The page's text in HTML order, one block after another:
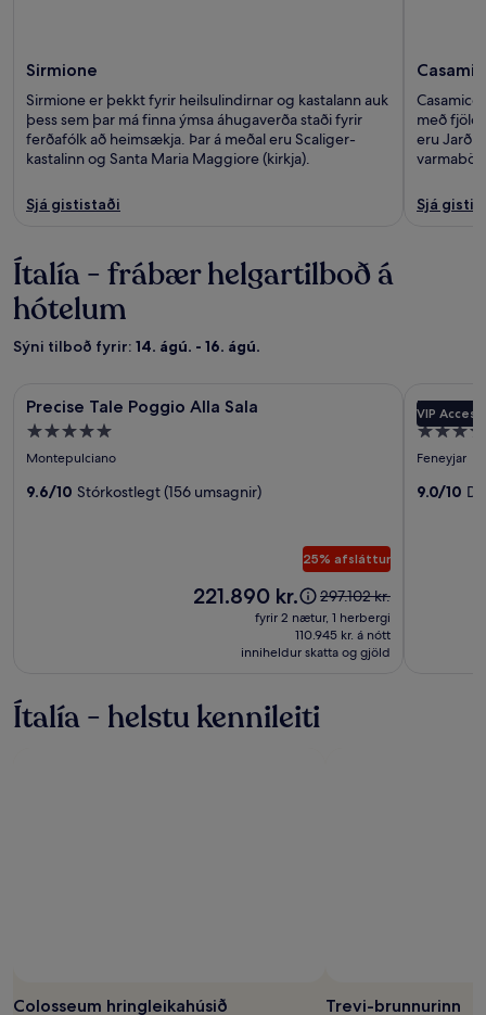
Sirmione
Sirmione er þekkt fyrir heilsulindirnar og kastalann auk
þess sem þar má finna ýmsa áhugaverða staði fyrir
ferðafólk að heimsækja. Þar á meðal eru Scaliger-
kastalinn og Santa Maria Maggiore (kirkja).
Sjá gististaði
með
eru
Sjá
Ítalía - frábær helgartilboð á
hótelum
Sýni tilboð fyrir: 14. ágú. - 16. ágú.
Myndasafn
fyrir
Precise
Tale
Poggio
Precise Tale Poggio Alla Sala
5.0
stjörnu
Montepulciano
9.6/10 Stórkostlegt (156 umsagnir)
25% afsláttur
Verðið
221.890 kr.
221.890 kr.
Verðið
var
297.102 kr.,
sjá
almennt
297.102 kr.
fyrir 2 nætur, 1 herbergi
110.945 kr. á nótt
inniheldur skatta og gjöld
fyrir
Hotel
Excelsior
Venice
VIP Access
Hotel
5.0
stjörnu
Feneyjar
9.0/10
Ítalía - helstu kennileiti
Colosseum hringleikahúsið Trevi-brunnurinn